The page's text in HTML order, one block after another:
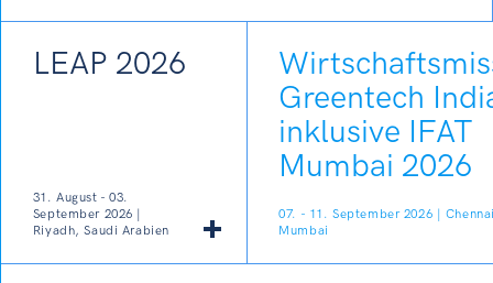
LEAP 2026
31. August - 03.
September 2026 |
Riyadh, Saudi Arabien
Greentech
inklusive IFAT
Mumbai 2026
07. - 11. September 2026 |
Mumbai